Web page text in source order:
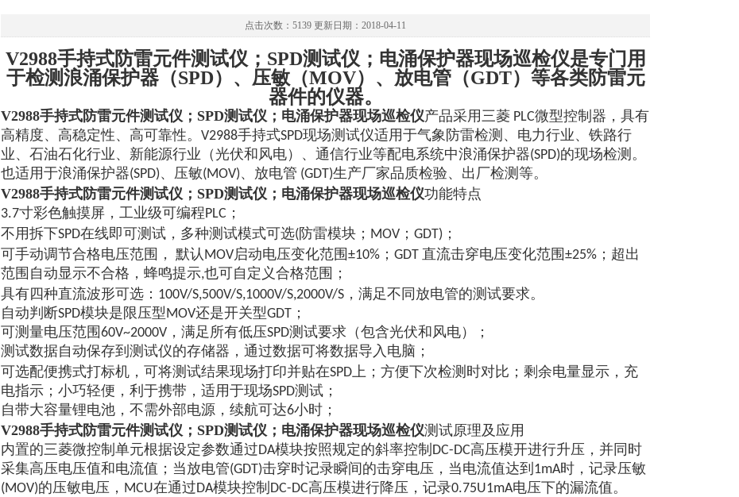
点击次数：5139 更新日期：2018-04-11
V2988手持式防雷元件测试仪；SPD测试仪；电涌保护器现场巡检仪是专门用
于检测浪涌保护器（SPD）、压敏（MOV）、放电管（GDT）等各类防雷元
器件的仪器。
V2988手持式防雷元件测试仪；SPD测试仪；电涌保护器现场巡检仪产品采用三菱 PLC微型控制器，具有
高精度、高稳定性、高可靠性。V2988手持式SPD现场测试仪适用于气象防雷检测、电力行业、铁路行
业、石油石化行业、新能源行业（光伏和风电）、通信行业等配电系统中浪涌保护器(SPD)的现场检测。
也适用于浪涌保护器(SPD)、压敏(MOV)、放电管 (GDT)生产厂家品质检验、出厂检测等。
V2988手持式防雷元件测试仪；SPD测试仪；电涌保护器现场巡检仪功能特点
3.7寸彩色触摸屏，工业级可编程PLC；
不用拆下SPD在线即可测试，多种测试模式可选(防雷模块 ； MOV ； GDT)；
可手动调节合格电压范围， 默认MOV启动电压变化范围±10% ； GDT 直流击穿电压变化范围±25% ； 超出
范围自动显示不合格，蜂鸣提示,也可自定义合格范围；
具有四种直流波形可选 ： 100V/S,500V/S,1000V/S,2000V/S，满足不同放电管的测试要求。
自动判断SPD模块是限压型MOV还是开关型GDT；
可测量电压范围60V~2000V，满足所有低压SPD测试要求（包含光伏和风电）；
测试数据自动保存到测试仪的存储器，通过数据可将数据导入电脑；
可选配便携式打标机，可将测试结果现场打印并贴在SPD上 ； 方便下次检测时对比；剩余电量显示，充
电指示；小巧轻便，利于携带，适用于现场SPD测试；
自带大容量锂电池，不需外部电源，续航可达6小时；
V2988手持式防雷元件测试仪；SPD测试仪；电涌保护器现场巡检仪测试原理及应用
内置的三菱微控制单元根据设定参数通过DA模块按照规定的斜率控制DC-DC高压模开进行升压，并同时
采集高压电压值和电流值；当放电管(GDT)击穿时记录瞬间的击穿电压，当电流值达到1mA时，记录压敏
(MOV)的压敏电压，MCU在通过DA模块控制DC-DC高压模进行降压，记录0.75U1mA电压下的漏流值。